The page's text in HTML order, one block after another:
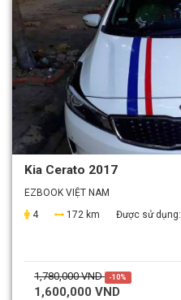
Kia Cerato 2017
EZBOOK VIỆT NAM
4
172 km Được sử dụng:
1,780,000 VND -10%
1,600,000 VND